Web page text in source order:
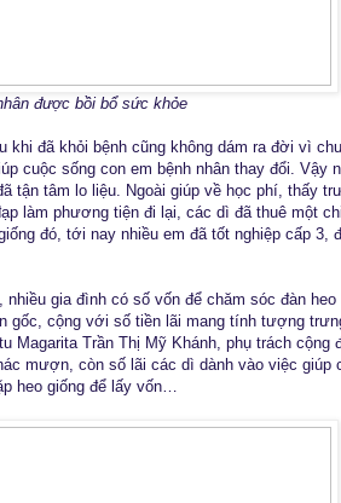
được bồi bổ sức khỏe
đã khỏi bệnh cũng không dám ra đời vì
cuộc sống con em bệnh nhân thay đổi. Vậy
tận tâm lo liệu. Ngoài giúp về học phí, thấy
làm phương tiện đi lại, các dì đã thuê một
đó, tới nay nhiều em đã tốt nghiệp cấp 3,
gia đình có số vốn để chăm sóc đàn heo
gốc, cộng với số tiền lãi mang tính tượng
Magarita Trần Thị Mỹ Khánh, phụ trách cộng
mượn, còn số lãi các dì dành vào việc giúp
heo giống để lấy vốn…